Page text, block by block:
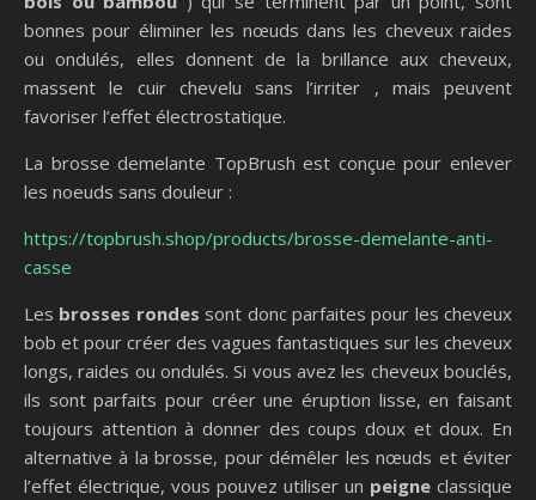
bonnes pour éliminer les nœuds dans les cheveux raides
ou ondulés, elles donnent de la brillance aux cheveux,
massent le cuir chevelu sans l’irriter , mais peuvent
favoriser l’effet électrostatique.
La brosse demelante TopBrush est conçue pour enlever
les noeuds sans douleur :
https://topbrush.shop/products/brosse-demelante-anti-
casse
Les brosses rondes sont donc parfaites pour les cheveux
bob et pour créer des vagues fantastiques sur les cheveux
longs, raides ou ondulés. Si vous avez les cheveux bouclés,
ils sont parfaits pour créer une éruption lisse, en faisant
toujours attention à donner des coups doux et doux. En
alternative à la brosse, pour démêler les nœuds et éviter
l’effet électrique, vous pouvez utiliser un peigne classique